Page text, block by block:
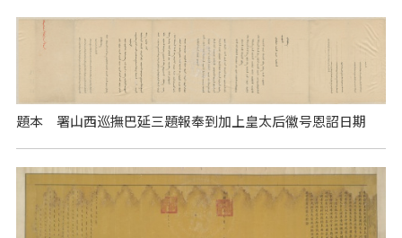
題本 署山西巡撫巴延三題報奉到加上皇太后徽号恩詔日期